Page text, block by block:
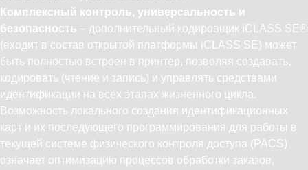
Комплексный контроль, универсальность и
безопасность – дополнительный кодировщик iCLASS SE®
(входит в состав открытой платформы iCLASS SE) может
быть полностью встроен в принтер, позволяя создавать,
кодировать (чтение и запись) и управлять средствами
идентификации на всех этапах жизненного цикла.
Возможность локального создания идентификационных
карт и их последующего программирования для работы в
текущей системе физического контроля доступа (PACS)
означает оптимизацию процессов обработки заказов,